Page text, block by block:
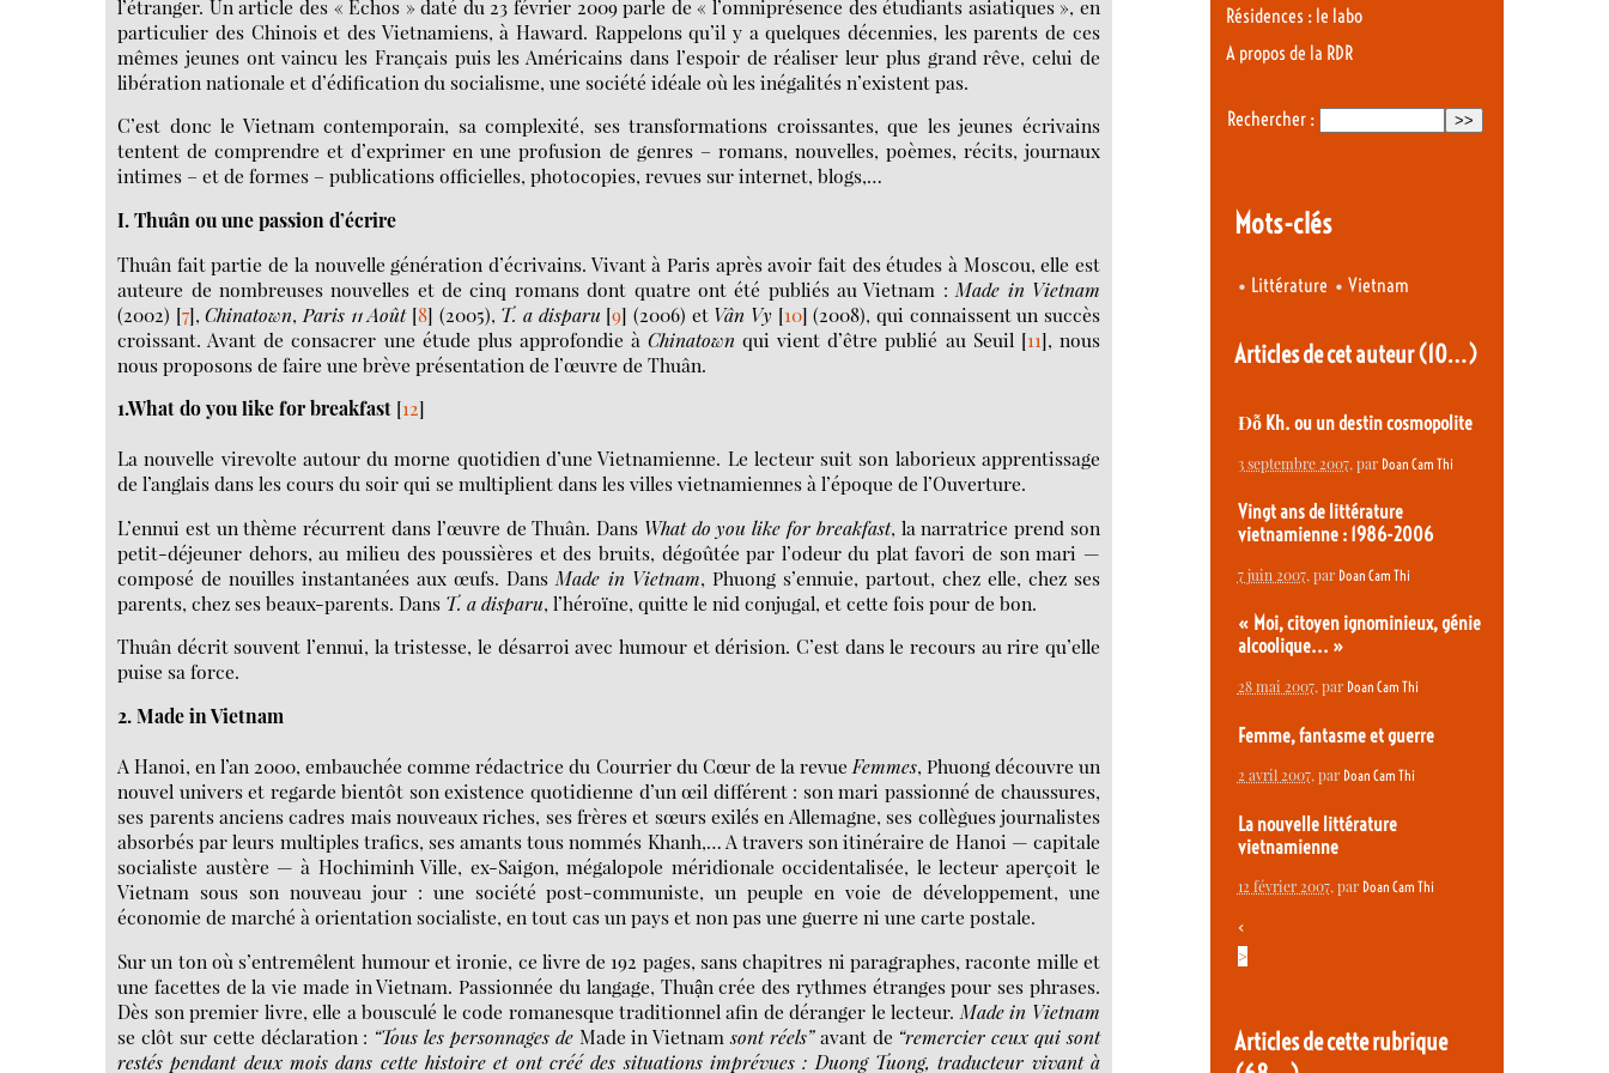
l’étranger. Un article des « Echos » daté du 23 février 2009 parle de « l’omniprésence des étudiants asiatiques », en
particulier des Chinois et des Vietnamiens, à Haward. Rappelons qu’il y a quelques décennies, les parents de ces
mêmes jeunes ont vaincu les Français puis les Américains dans l’espoir de réaliser leur plus grand rêve, celui de
libération nationale et d’édification du socialisme, une société idéale où les inégalités n’existent pas.
C’est donc le Vietnam contemporain, sa complexité, ses transformations croissantes, que les jeunes écrivains
tentent de comprendre et d’exprimer en une profusion de genres – romans, nouvelles, poèmes, récits, journaux
intimes – et de formes – publications officielles, photocopies, revues sur internet, blogs,…
I. Thuân ou une passion d’écrire
Thuân fait partie de la nouvelle génération d’écrivains. Vivant à Paris après avoir fait des études à Moscou, elle est
auteure de nombreuses nouvelles et de cinq romans dont quatre ont été publiés au Vietnam : Made in Vietnam
(2002) [7], Chinatown, Paris 11 Août[8] (2005), T. a disparu [9] (2006) et Vân Vy [10] (2008), qui connaissent un succès
croissant. Avant de consacrer une étude plus approfondie àChinatownqui vient d’être publié au Seuil [11], nous
nous proposons de faire une brève présentation de l’œuvre de Thuân.
1.What do you like for breakfast [12]
La nouvelle virevolte autour du morne quotidien d’une Vietnamienne. Le lecteur suit son laborieux apprentissage
de l’anglais dans les cours du soir qui se multiplient dans les villes vietnamiennes à l’époque de l’Ouverture.
L’ennui est un thème récurrent dans l’œuvre de Thuân. Dans What do you like for breakfast, la narratrice prend son
petit-déjeuner dehors, au milieu des poussières et des bruits, dégoûtée par l’odeur du plat favori de son mari —
composé de nouilles instantanées aux œufs. Dans Made in Vietnam, Phuong s’ennuie, partout, chez elle, chez ses
parents, chez ses beaux-parents. Dans T. a disparu, l’héroïne, quitte le nid conjugal, et cette fois pour de bon.
Thuân décrit souvent l’ennui, la tristesse, le désarroi avec humour et dérision. C’est dans le recours au rire qu’elle
puise sa force.
2. Made in Vietnam
A Hanoi, en l’an 2000, embauchée comme rédactrice du Courrier du Cœur de la revue Femmes, Phuong découvre un
nouvel univers et regarde bientôt son existence quotidienne d’un œil différent : son mari passionné de chaussures,
ses parents anciens cadres mais nouveaux riches, ses frères et sœurs exilés en Allemagne, ses collègues journalistes
absorbés par leurs multiples trafics, ses amants tous nommés Khanh,… A travers son itinéraire de Hanoi — capitale
socialiste austère — à Hochiminh Ville, ex-Saigon, mégalopole méridionale occidentalisée, le lecteur aperçoit le
Vietnam sous son nouveau jour : une société post-communiste, un peuple en voie de développement, une
économie de marché à orientation socialiste, en tout cas un pays et non pas une guerre ni une carte postale.
Sur un ton où s’entremêlent humour et ironie, ce livre de 192 pages, sans chapitres ni paragraphes, raconte mille et
une facettes de la vie made in Vietnam. Passionnée du langage, Thuận crée des rythmes étranges pour ses phrases.
Dès son premier livre, elle a bousculé le code romanesque traditionnel afin de déranger le lecteur. Made in Vietnam
se clôt sur cette déclaration : “Tous les personnages de Made in Vietnamsont réels”avant de “remercier ceux qui sont
restés pendant deux mois dans cette histoire et ont créé des situations imprévues : Duong Tuong, traducteur vivant à
Résidences : le labo
A propos de la RDR
Rechercher :
Mots-clés
• Littérature •Vietnam
Articles de cet auteur(10…)
Đỗ Kh. ou un destin cosmopolite
3 septembre 2007, par Doan Cam Thi
Vingt ans de littérature
vietnamienne : 1986-2006
7 juin 2007, par Doan Cam Thi
« Moi, citoyen ignominieux, génie
alcoolique... »
28 mai 2007, par Doan Cam Thi
Femme, fantasme et guerre
2 avril 2007, par Doan Cam Thi
La nouvelle littérature
vietnamienne
12 février 2007, par Doan Cam Thi
<
>
Articles de cette rubrique